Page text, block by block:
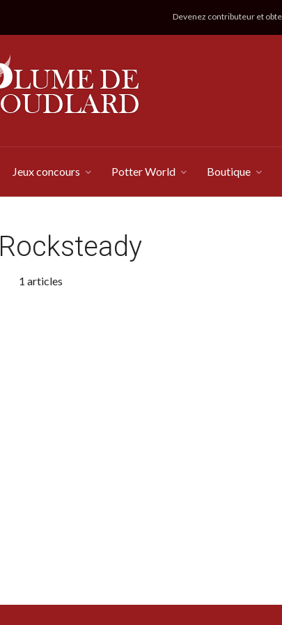
Devenez contributeur et
Jeux concours Potter World Boutique
Rocksteady
1 articles